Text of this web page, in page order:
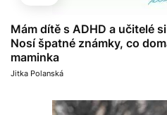
Mám dítě s ADHD a učitelé
Nosí špatné známky, co
maminka
Jitka Polanská